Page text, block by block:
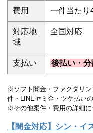
費用 一件当たり
対応地
域
全国対応
支払い 後払い・
※ソフト闇金・ファクタリ
件・LINEヤミ金・ツケ払い
※その他案件・費用の詳細に
【闇金対応】シン・イ